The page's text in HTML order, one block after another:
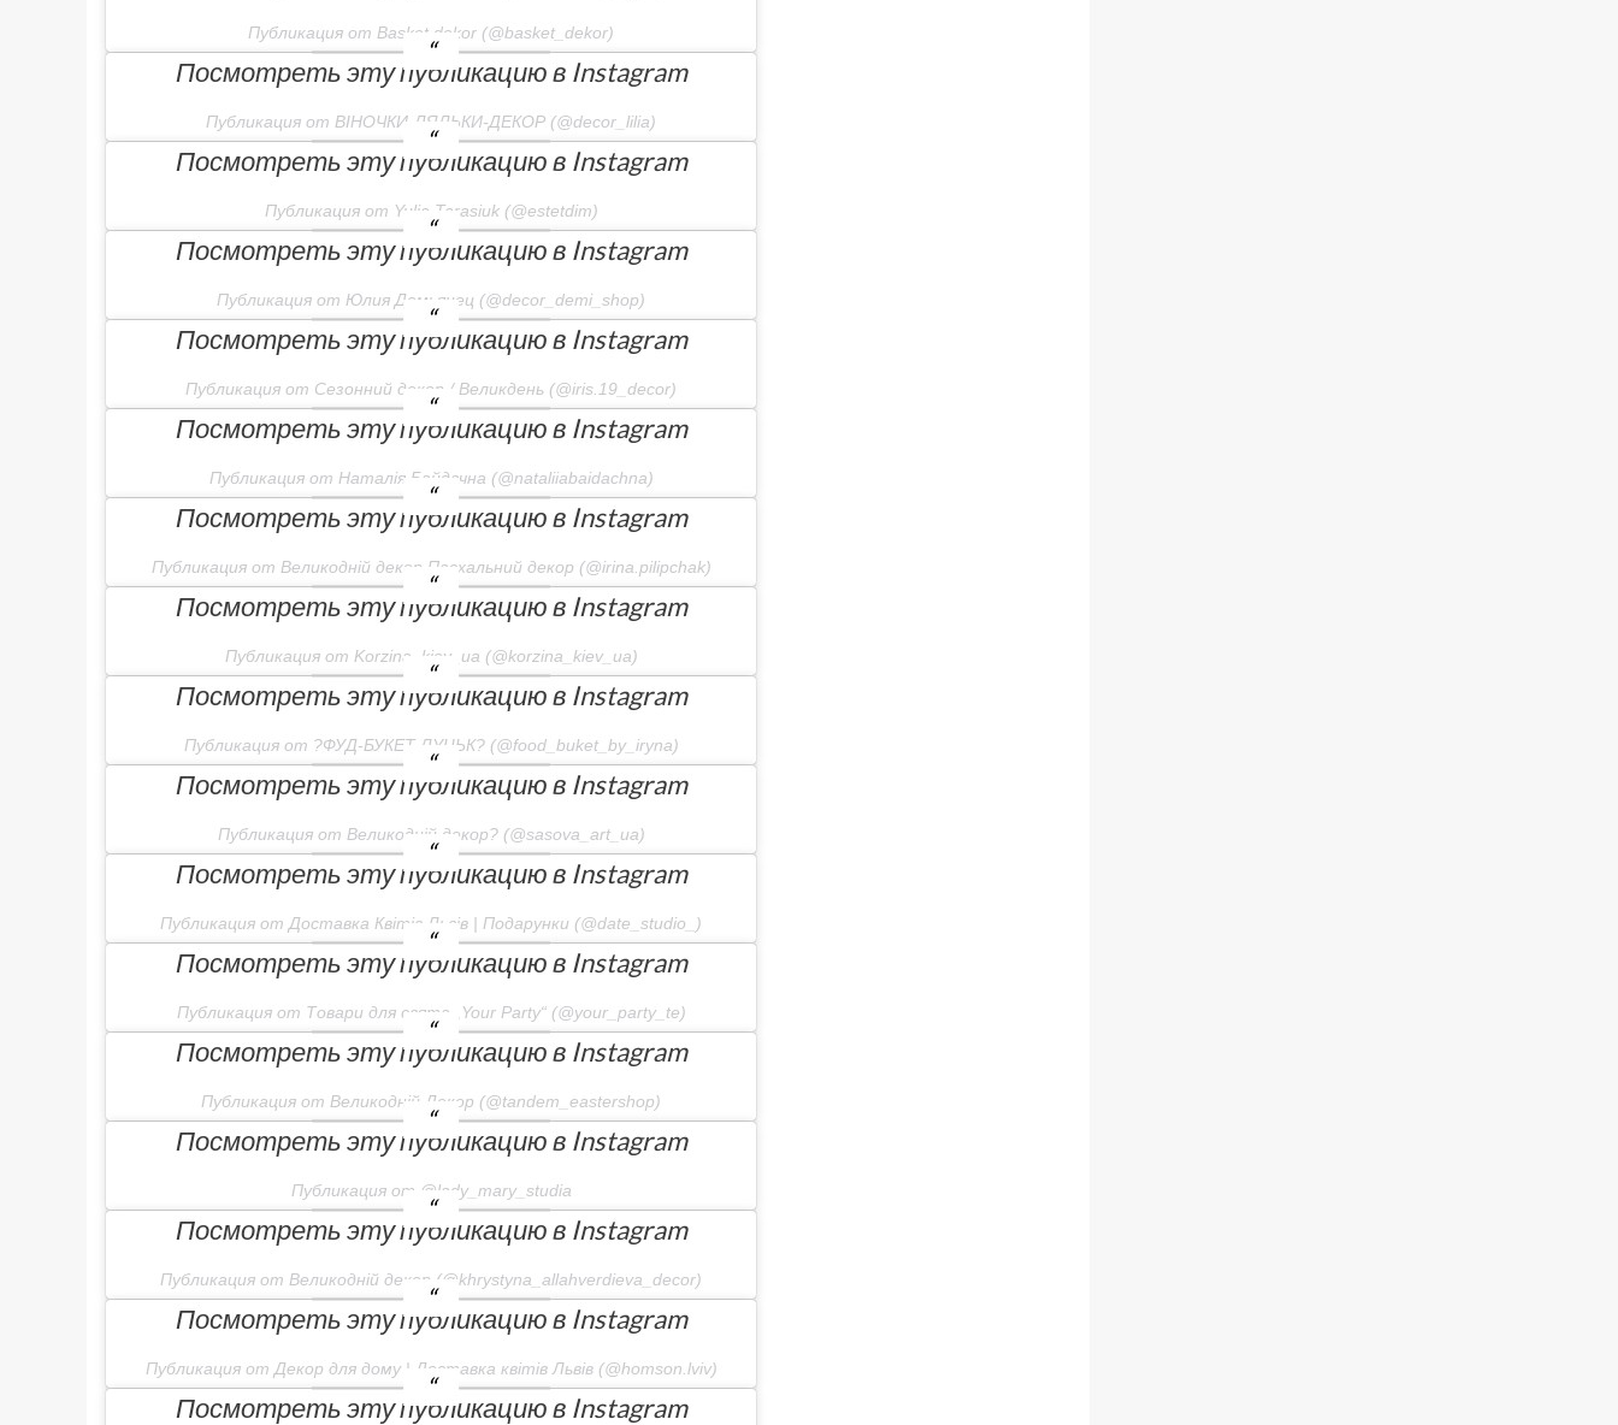
Публикация от Basket dekor (@basket_dekor)
Посмотреть эту публикацию в Instagram
Публикация от ВІНОЧКИ-ЛЯЛЬКИ-ДЕКОР (@decor_lilia)
Посмотреть эту публикацию в Instagram
Публикация от Yulia Tarasiuk (@estetdim)
Посмотреть эту публикацию в Instagram
Публикация от Юлия Демьянец (@decor_demi_shop)
Посмотреть эту публикацию в Instagram
Публикация от Сезонний декор / Великдень (@iris.19_decor)
Посмотреть эту публикацию в Instagram
Публикация от Наталія Байдачна (@nataliiabaidachna)
Посмотреть эту публикацию в Instagram
Публикация от Великодній декор.Пасхальний декор (@irina.pilipchak)
Посмотреть эту публикацию в Instagram
Публикация от Korzina_kiev_ua (@korzina_kiev_ua)
Посмотреть эту публикацию в Instagram
Публикация от ?ФУД-БУКЕТ ЛУЦЬК? (@food_buket_by_iryna)
Посмотреть эту публикацию в Instagram
Публикация от Великодній декор? (@sasova_art_ua)
Посмотреть эту публикацию в Instagram
Публикация от Доставка Квітів Львів | Подарунки (@date_studio_)
Посмотреть эту публикацию в Instagram
Публикация от Товари для свята „Your Party“ (@your_party_te)
Посмотреть эту публикацию в Instagram
Публикация от Великодній Декор (@tandem_eastershop)
Посмотреть эту публикацию в Instagram
Публикация от @lady_mary_studia
Посмотреть эту публикацию в Instagram
Публикация от Великодній декор (@khrystyna_allahverdieva_decor)
Посмотреть эту публикацию в Instagram
Публикация от Декор для дому | Доставка квітів Львів (@homson.lviv)
Посмотреть эту публикацию в Instagram